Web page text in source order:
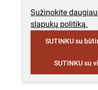
Sužinokite
slapukų politiką.
SUTINKU su
SUTINKU su